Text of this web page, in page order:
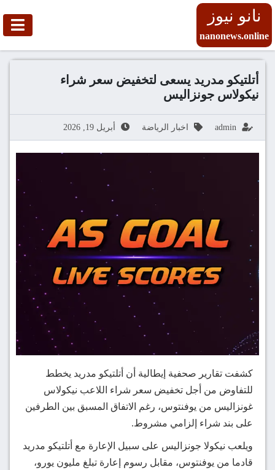
نانو نيوز
nanonews.online
أتلتيكو مدريد يسعى لتخفيض سعر شراء
نيكولاس جونزاليس
admin اخبار الرياضة أبريل 19, 2026
كشفت تقارير صحفية إيطالية أن أتلتيكو مدريد يخطط
للتفاوض من أجل تخفيض سعر شراء اللاعب نيكولاس
غونزاليس من يوفنتوس، رغم الاتفاق المسبق بين الطرفين
على بند شراء إلزامي مشروط.
ويلعب نيكولا جونزاليس على سبيل الإعارة مع أتلتيكو مدريد
قادما من يوفنتوس، مقابل رسوم إعارة تبلغ مليون يورو،